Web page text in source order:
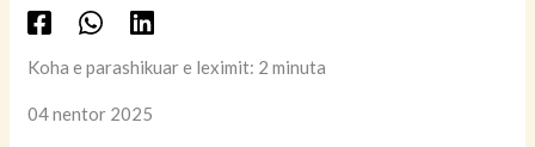
Koha e parashikuar e leximit: 2 minuta
04 nentor 2025